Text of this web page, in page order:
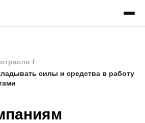
/
силы и средства в работу